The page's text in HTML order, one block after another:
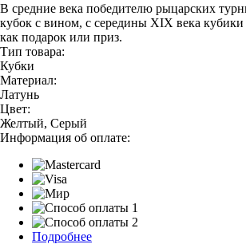
В средние века победителю рыцарских
кубок с вином, с середины XIX века кубики
как подарок или приз.
Тип товара:
Кубки
Материал:
Латунь
Цвет:
Желтый, Серый
Информация об оплате:
Подробнее